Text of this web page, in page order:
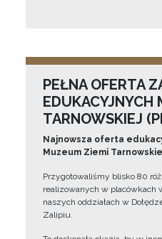
PEŁNA OFERTA
EDUKACYJNYCH
TARNOWSKIEJ
Najnowsza oferta
Muzeum Ziemi
Przygotowaliśmy blisko 80
realizowanych w placówkach
naszych oddziałach w
Zalipiu.